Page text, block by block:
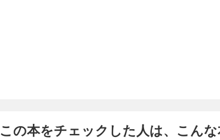
この本をチェックした人は、こん